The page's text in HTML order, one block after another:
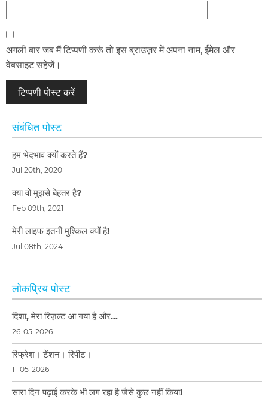
अगली बार जब मैं टिप्पणी करूं तो इस ब्राउज़र में अपना नाम, ईमेल और
वेबसाइट सहेजें।
संबंधित पोस्ट
हम भेदभाव क्यों करते हैं?
Jul 20th, 2020
क्या वो मुझसे बेहतर है?
Feb 09th, 2021
मेरी लाइफ इतनी मुश्किल क्यों है!
Jul 08th, 2024
लोकप्रिय पोस्ट
दिशा, मेरा रिज़ल्ट आ गया है और…
26-05-2026
रिफ्रेश। टेंशन। रिपीट।
11-05-2026
सारा दिन पढ़ाई करके भी लग रहा है जैसे कुछ नहीं किया!